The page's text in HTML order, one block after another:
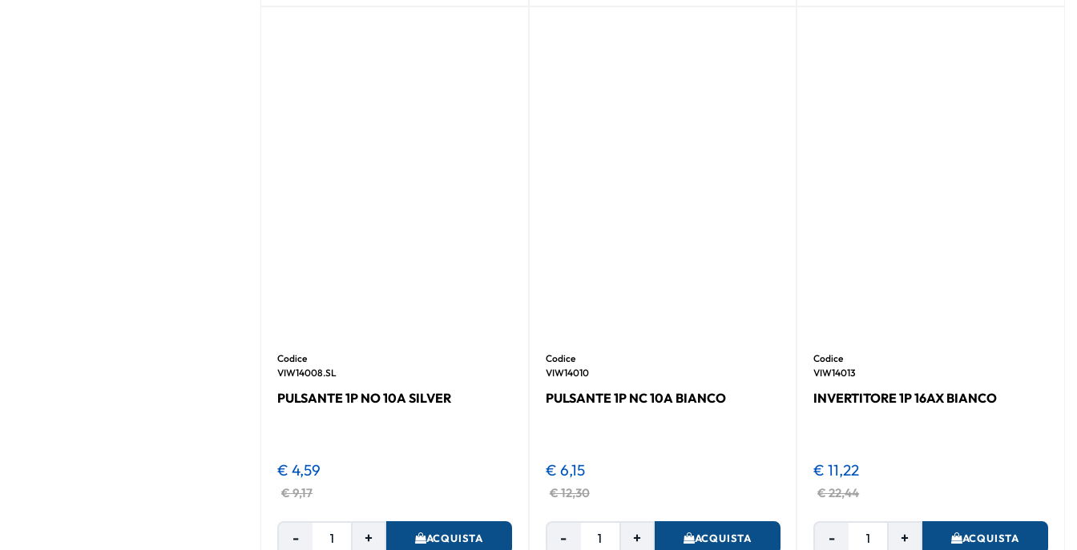
Codice
VIW14008.SL
PULSANTE 1P NO 10A SILVER
€ 9,17
€ 4,59
Quantità ACQUISTA
Codice
VIW14010
PULSANTE 1P NC 10A BIANCO
€ 12,30
€ 6,15
Quantità ACQUISTA
Codice
VIW14013
INVERTITORE 1P 16AX BIANCO
€ 22,44
€ 11,22
Quantità ACQUISTA